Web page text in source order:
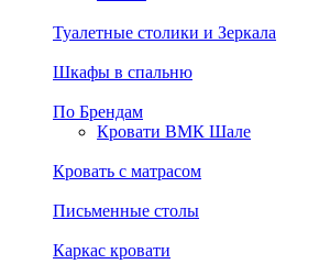
Туалетные столики и Зеркала
Шкафы в спальню
По Брендам
Кровати ВМК Шале
Кровать с матрасом
Письменные столы
Каркас кровати